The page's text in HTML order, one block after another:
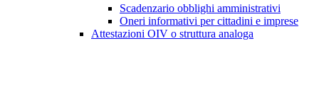
Scadenzario obblighi amministrativi
Oneri informativi per cittadini e imprese
Attestazioni OIV o struttura analoga